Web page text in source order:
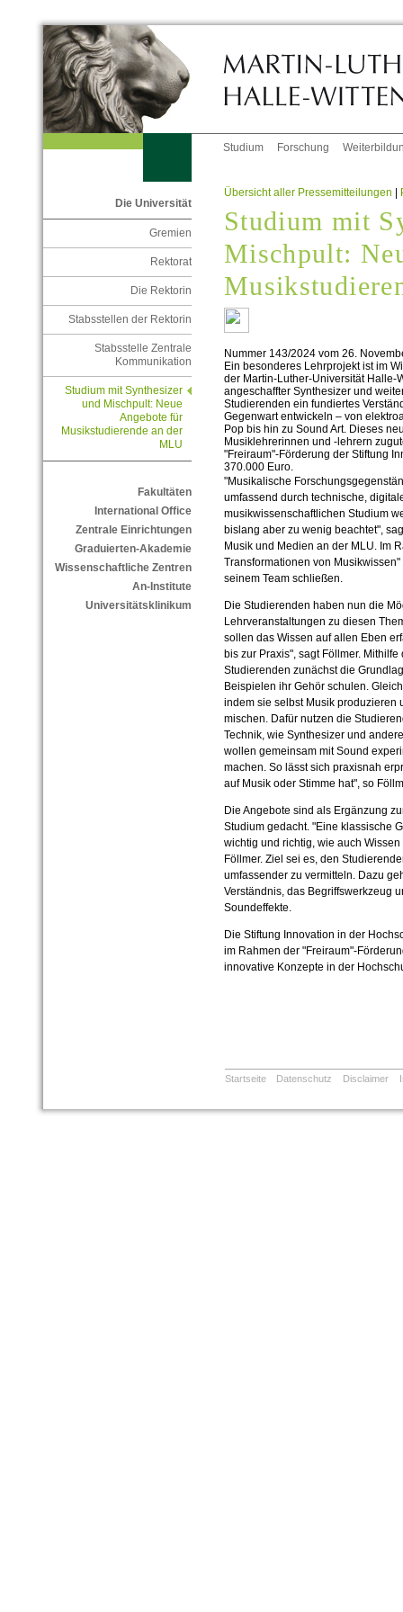
Studium Forschung
Die Universität
Gremien
Rektorat
Die Rektorin
Stabsstellen der Rektorin
Stabsstelle Zentrale
Kommunikation
Studium mit Synthesizer
und Mischpult: Neue
Angebote für
Musikstudierende an der
MLU
Fakultäten
International Office
Zentrale Einrichtungen
Graduierten-Akademie
Wissenschaftliche Zentren
An-Institute
Universitätsklinikum
Übersicht aller Pressemitteilungen |
Studium mit
Mischpult:
Nummer 143/2024 vom 26.
Ein besonderes Lehrprojekt ist im
der Martin-Luther-Universität Halle-
angeschaffter Synthesizer und
Studierenden ein fundiertes
Gegenwart entwickeln – von
Pop bis hin zu Sound Art. Dieses
Musiklehrerinnen und -lehrern
"Freiraum"-Förderung der Stiftung
370.000 Euro.
"Musikalische
umfassend durch technische,
musikwissenschaftlichen Studium
bislang aber zu wenig beachtet",
Musik und Medien an der MLU. Im
Transformationen von
seinem Team schließen.
Die Studierenden haben nun die
Lehrveranstaltungen zu diesen
sollen das Wissen auf allen Eben
bis zur Praxis", sagt Föllmer.
Studierenden zunächst die
Beispielen ihr Gehör schulen.
indem sie selbst Musik produzieren
mischen. Dafür nutzen die
Technik, wie Synthesizer und
wollen gemeinsam mit Sound
machen. So lässt sich praxisnah
auf Musik oder Stimme hat", so
Die Angebote sind als Ergänzung
Studium gedacht. "Eine klassische
wichtig und richtig, wie auch
Föllmer. Ziel sei es, den
umfassender zu vermitteln. Dazu
Verständnis, das Begriffswerkzeug
Soundeffekte.
Die Stiftung Innovation in der
im Rahmen der "Freiraum"-
innovative Konzepte in der
Startseite Datenschutz Disclaimer